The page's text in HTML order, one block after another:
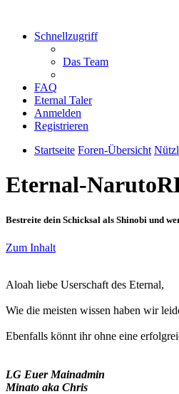
Schnellzugriff
Das Team
FAQ
Eternal Taler
Anmelden
Registrieren
Startseite Foren-Übersicht
Eternal-
Bestreite dein Schicksal als Shinobi und
Zum Inhalt
Aloah liebe Userschaft des Eternal,
Wie die meisten wissen haben wir
Ebenfalls könnt ihr ohne eine
LG Euer Mainadmin
Minato aka Chris